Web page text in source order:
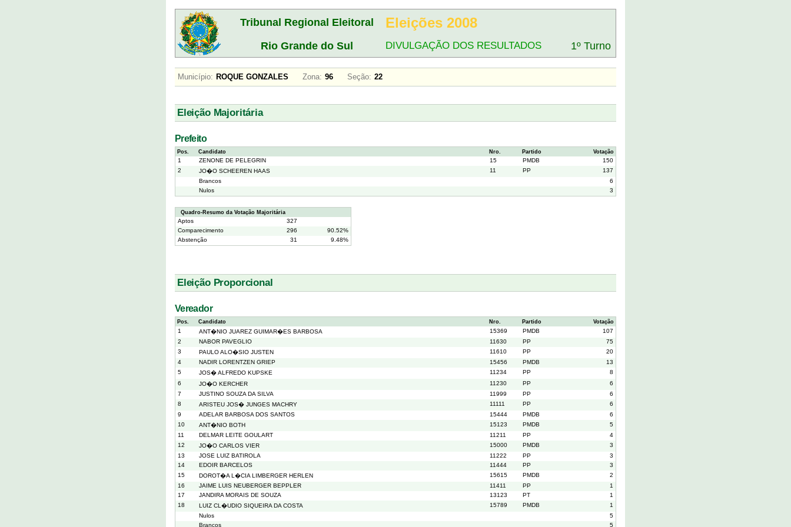
Tribunal Regional Eleitoral Eleições 2008
Rio Grande do Sul DIVULGAÇÃO DOS RESULTADOS 1º Turno
Município: ROQUE GONZALES Zona: 96 Seção: 22
Eleição Majoritária
Prefeito
Pos. Candidato Nro. Partido Votação
1 ZENONE DE PELEGRIN 15 PMDB
150
2
JO�O SCHEEREN HAAS 11 PP
137
Brancos
6
Nulos
3
Quadro-Resumo da Votação Majoritária
Aptos
327
Comparecimento
296
90.52%
Abstenção
31 9.48%
Eleição Proporcional
Vereador
Pos. Candidato Nro. Partido Votação
1 ANT�NIO JUAREZ GUIMAR�ES BARBOSA 15369 PMDB
107
2
NABOR PAVEGLIO 11630 PP
75
3
PAULO ALO�SIO JUSTEN 11610 PP
20
4
NADIR LORENTZEN GRIEP 15456 PMDB
13
5
JOS� ALFREDO KUPSKE 11234 PP
8
6
JO�O KERCHER 11230 PP
6
7
JUSTINO SOUZA DA SILVA 11999 PP
6
8
ARISTEU JOS� JUNGES MACHRY 11111 PP
6
9
ADELAR BARBOSA DOS SANTOS 15444 PMDB
6
10
ANT�NIO BOTH 15123 PMDB
5
11
DELMAR LEITE GOULART 11211 PP
4
12
JO�O CARLOS VIER 15000 PMDB
3
13
JOSE LUIZ BATIROLA 11222 PP
3
14
EDOIR BARCELOS 11444 PP
3
15
DOROT�A L�CIA LIMBERGER HERLEN 15615 PMDB
2
16
JAIME LUIS NEUBERGER BEPPLER 11411 PP
1
17
JANDIRA MORAIS DE SOUZA 13123 PT
1
18
LUIZ CL�UDIO SIQUEIRA DA COSTA 15789 PMDB
1
Nulos
5
Brancos
5